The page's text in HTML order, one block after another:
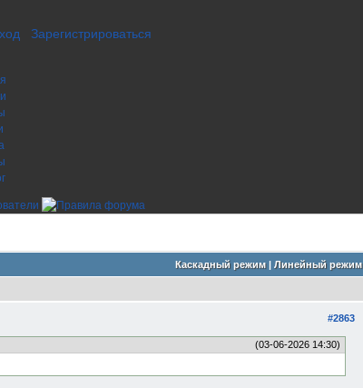
Зарегистрироваться
Каскадный режим| Линейный режим
#2863
(03-06-2026 14:30)